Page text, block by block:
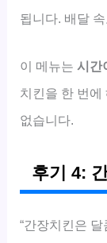
됩니다. 배달
이 메뉴는시간
치킨을 한 번에
없습니다.
후기 4:
“간장치킨은